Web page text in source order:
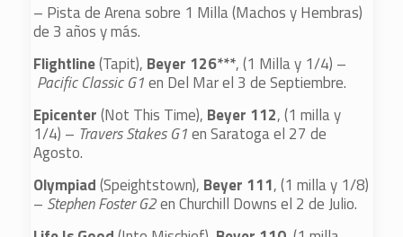
– Pista de Arena sobre 1 Milla (Machos y Hembras)
de 3 años y más.
Flightline(Tapit), Beyer 126***, (1 Milla y 1/4) –
Pacific Classic G1en Del Mar el 3 de Septiembre.
Epicenter(Not This Time), Beyer 112, (1 milla y
1/4) – Travers Stakes G1en Saratoga el 27 de
Agosto.
Olympiad(Speightstown), Beyer 111, (1 milla y 1/8)
– Stephen Foster G2en Churchill Downs el 2 de Julio.